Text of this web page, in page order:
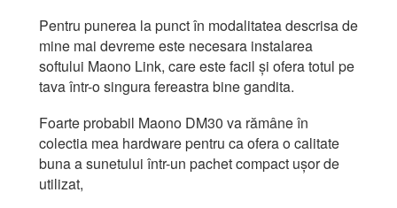
Pentru punerea la punct în modalitatea descrisa de
mine mai devreme este necesara instalarea
softului Maono Link, care este facil și ofera totul pe
tava într-o singura fereastra bine gandita.
Foarte probabil Maono DM30 va rămâne în
colectia mea hardware pentru ca ofera o calitate
buna a sunetului într-un pachet compact ușor de
utilizat,